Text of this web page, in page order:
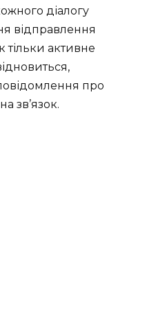
діалогу
відправлення
тільки активне
про
зв’язок.